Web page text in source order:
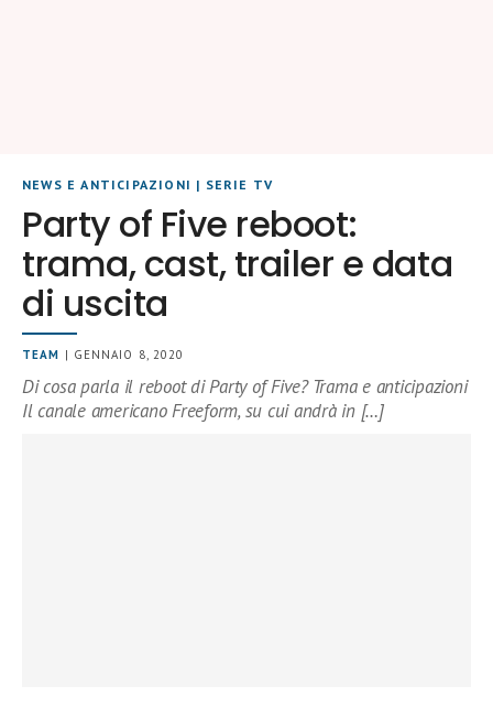
NEWS E ANTICIPAZIONI | SERIE TV
Party of Five reboot:
trama, cast, trailer e data
di uscita
TEAM | GENNAIO 8, 2020
Di cosa parla il reboot di Party of Five? Trama e anticipazioni
Il canale americano Freeform, su cui andrà in […]